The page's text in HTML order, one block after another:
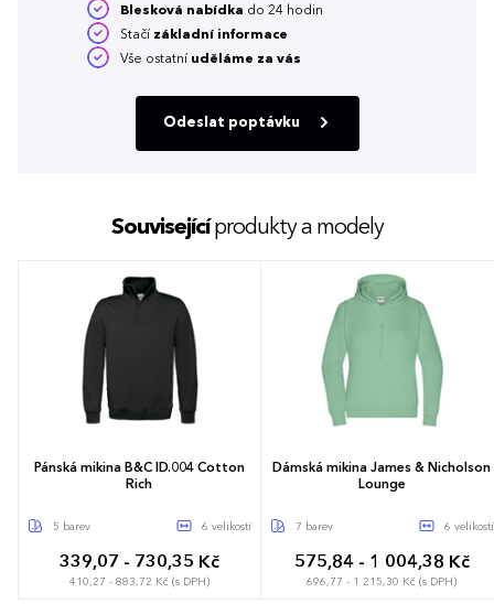
Blesková nabídka do 24 hodin
Stačí základní informace
Vše ostatní uděláme za vás
Odeslat poptávku
Souvisejícíprodukty a modely
Pánská mikina B&C ID.004 Cotton
Rich
5 barev 6 velikostí
339,07 - 730,35 Kč
410,27 - 883,72 Kč (s DPH)
Dámská mikina James & Nicholson
Lounge
7 barev 6 velikostí
575,84 - 1 004,38 Kč
696,77 - 1 215,30 Kč (s DPH)